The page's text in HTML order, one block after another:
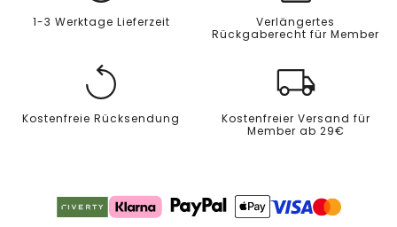
1-3 Werktage Lieferzeit
Verlängertes
Rückgaberecht für Member
Kostenfreie Rücksendung
Kostenfreier Versand für
Member ab 29€